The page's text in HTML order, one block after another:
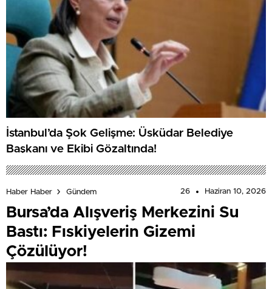
İstanbul’da Şok Gelişme: Üsküdar Belediye
Başkanı ve Ekibi Gözaltında!
Haber Haber Gündem 26 Haziran 10, 2026
Bursa’da Alışveriş Merkezini Su
Bastı: Fıskiyelerin Gizemi
Çözülüyor!